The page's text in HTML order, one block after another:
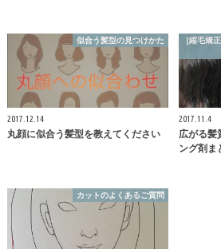
似合う髪型の見つけかた
2017.12.14
丸顔に似合う髪型を教えてください
[縮毛矯
2017.11.4
広がる髪
ング剤ま
カットのよくあるご質問